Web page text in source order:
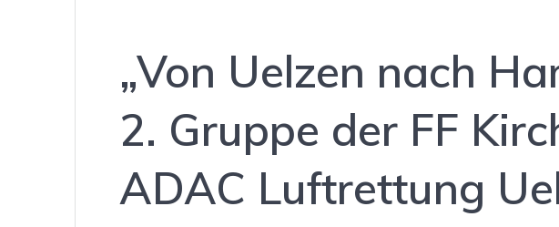
„Von Uelzen nach
2. Gruppe der FF
ADAC Luftrettung